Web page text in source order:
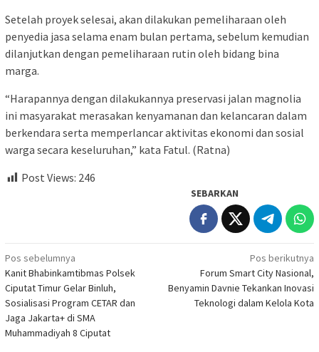
Setelah proyek selesai, akan dilakukan pemeliharaan oleh
penyedia jasa selama enam bulan pertama, sebelum kemudian
dilanjutkan dengan pemeliharaan rutin oleh bidang bina
marga.
“Harapannya dengan dilakukannya preservasi jalan magnolia
ini masyarakat merasakan kenyamanan dan kelancaran dalam
berkendara serta memperlancar aktivitas ekonomi dan sosial
warga secara keseluruhan,” kata Fatul. (Ratna)
Post Views: 246
SEBARKAN
Navigasi
pos
Pos sebelumnya
Kanit Bhabinkamtibmas Polsek
Ciputat Timur Gelar Binluh,
Sosialisasi Program CETAR dan
Jaga Jakarta+ di SMA
Muhammadiyah 8 Ciputat
Pos berikutnya
Forum Smart City Nasional,
Benyamin Davnie Tekankan Inovasi
Teknologi dalam Kelola Kota